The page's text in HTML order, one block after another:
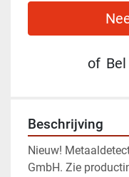
of Bel
Beschrijving
Nieuw!
GmbH. Zie